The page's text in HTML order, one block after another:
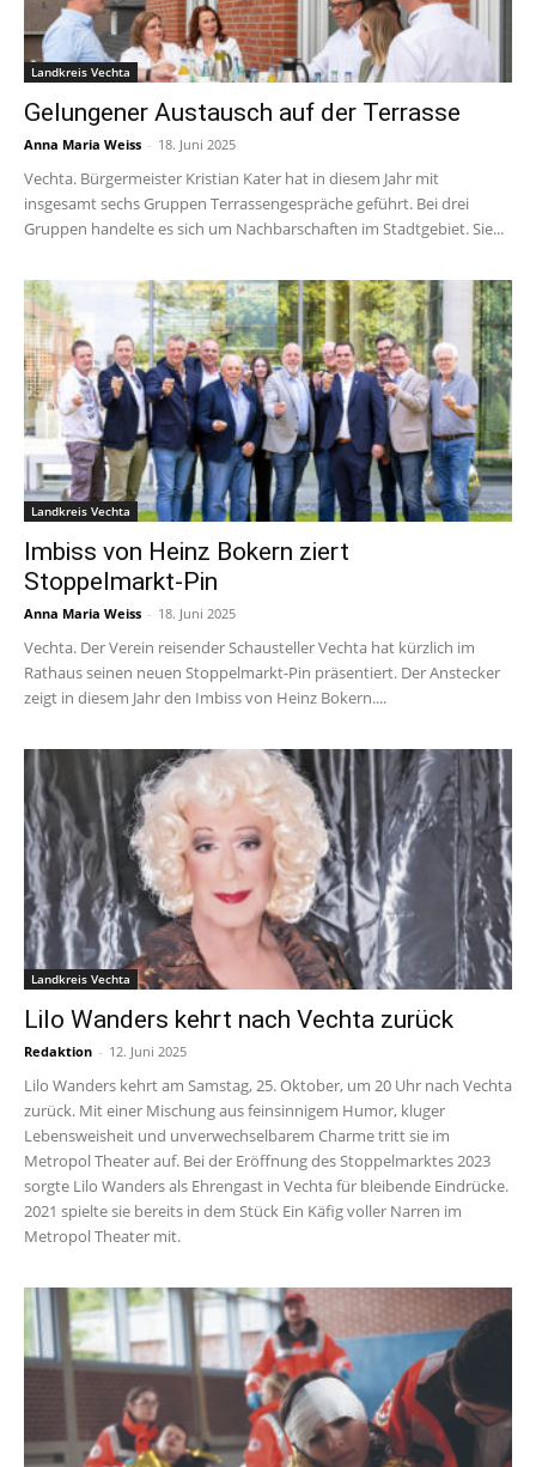
Landkreis Vechta
Gelungener Austausch auf der Terrasse
Anna Maria Weiss - 18. Juni 2025
Vechta. Bürgermeister Kristian Kater hat in diesem Jahr mit
insgesamt sechs Gruppen Terrassengespräche geführt. Bei drei
Gruppen handelte es sich um Nachbarschaften im Stadtgebiet. Sie...
Landkreis Vechta
Imbiss von Heinz Bokern ziert
Stoppelmarkt-Pin
Anna Maria Weiss - 18. Juni 2025
Vechta. Der Verein reisender Schausteller Vechta hat kürzlich im
Rathaus seinen neuen Stoppelmarkt-Pin präsentiert. Der Anstecker
zeigt in diesem Jahr den Imbiss von Heinz Bokern....
Landkreis Vechta
Lilo Wanders kehrt nach Vechta zurück
Redaktion - 12. Juni 2025
Lilo Wanders kehrt am Samstag, 25. Oktober, um 20 Uhr nach Vechta
zurück. Mit einer Mischung aus feinsinnigem Humor, kluger
Lebensweisheit und unverwechselbarem Charme tritt sie im
Metropol Theater auf. Bei der Eröffnung des Stoppelmarktes 2023
sorgte Lilo Wanders als Ehrengast in Vechta für bleibende Eindrücke.
2021 spielte sie bereits in dem Stück Ein Käfig voller Narren im
Metropol Theater mit.